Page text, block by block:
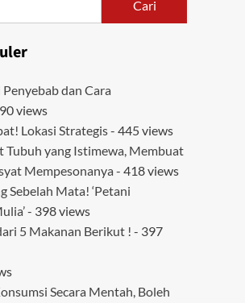
Penyebab dan Cara
views
Lokasi Strategis- 445 views
Tubuh yang Istimewa, Membuat
Mempesonanya - 418 views
Sebelah Mata! ‘Petani
- 398 views
5 Makanan Berikut ! - 397
Secara Mentah, Boleh